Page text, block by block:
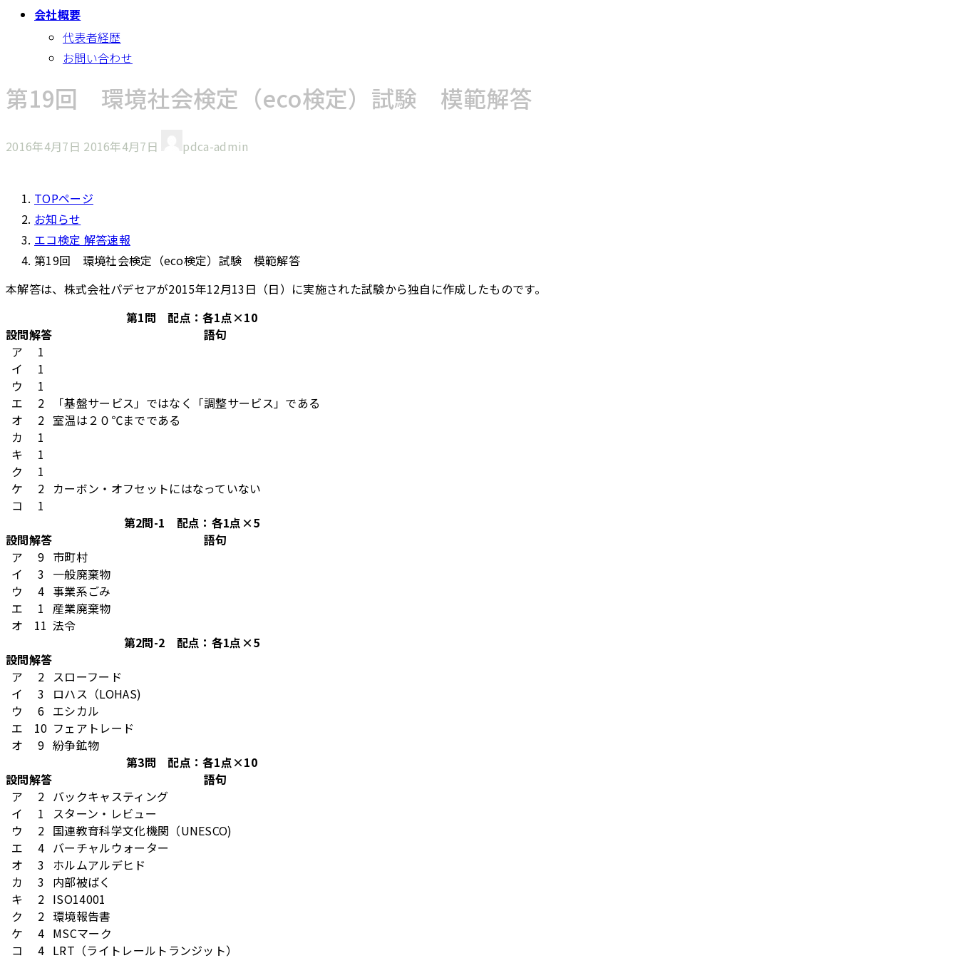
会社概要
代表者経歴
お問い合わせ
第19回 環境社会検定（eco検定）試験 模範解答
2016年4月7日 終
日
:
2016年4月7日 pdca-admin
TOPページ
お知らせ
エコ検定 解答速報
第19回 環境社会検定（eco検定）試験 模範解答
本解答は、株式会社パデセアが2015年12月13日（日）に実施された試験から独自に作成したものです。
第1問 配点：各1点×10
設問解答
語句
ア
1
イ
1
ウ
1
エ
2
「基盤サービス」ではなく「調整サービス」である
オ
2 室温は２０℃までである
カ
1
キ
1
ク
1
ケ
2 カーボン・オフセットにはなっていない
コ
1
第2問-1 配点：各1点×5
設問解答
語句
ア
9 市町村
イ
3 一般廃棄物
ウ
4 事業系ごみ
エ
1
産業廃棄物
オ
11 法令
第2問-2 配点：各1点×5
設問解答
ア
2 スローフード
イ
3
ロハス（LOHAS)
ウ
6 エシカル
エ
10 フェアトレード
オ
9 紛争鉱物
第3問 配点：各1点×10
設問解答
語句
ア
2 バックキャスティング
イ
1
スターン・レビュー
ウ
2 国連教育科学文化機関（UNESCO)
エ
4 バーチャルウォーター
オ
3 ホルムアルデヒド
カ
3 内部被ばく
キ
2 ISO14001
ク
2 環境報告書
ケ
4 MSCマーク
コ
4 LRT（ライトレールトランジット）